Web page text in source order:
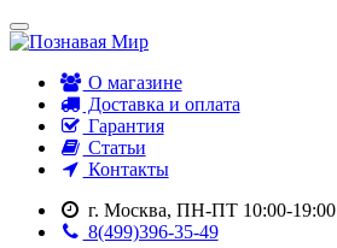
О магазине
Доставка и оплата
Гарантия
Статьи
Контакты
г. Москва, ПН-ПТ 10:00-19:00
8(499)396-35-49